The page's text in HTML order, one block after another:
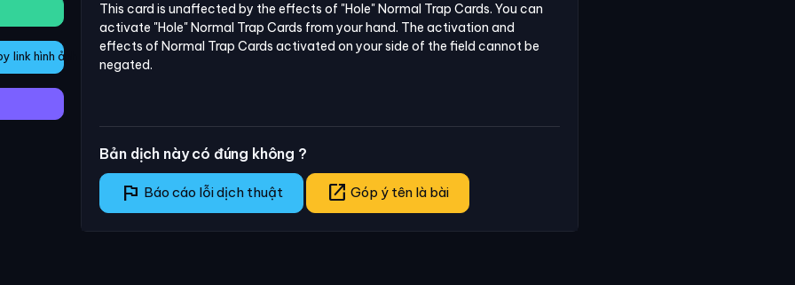
link hình ảnh
This card is unaffected by the effects of "Hole" Normal Trap Cards. You can
activate "Hole" Normal Trap Cards from your hand. The activation and
effects of Normal Trap Cards activated on your side of the field cannot be
negated.
Bản dịch này có đúng không ?
flag Báo cáo lỗi dịch thuật open_in_new Góp ý tên là bài